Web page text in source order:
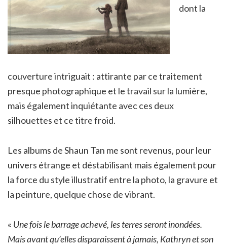
dont la
couverture intriguait : attirante par ce traitement
presque photographique et le travail sur la lumière,
mais également inquiétante avec ces deux
silhouettes et ce titre froid.
Les albums de Shaun Tan me sont revenus, pour leur
univers étrange et déstabilisant mais également pour
la force du style illustratif entre la photo, la gravure et
la peinture, quelque chose de vibrant.
« Une fois le barrage achevé, les terres seront inondées.
Mais avant qu’elles disparaissent à jamais, Kathryn et son